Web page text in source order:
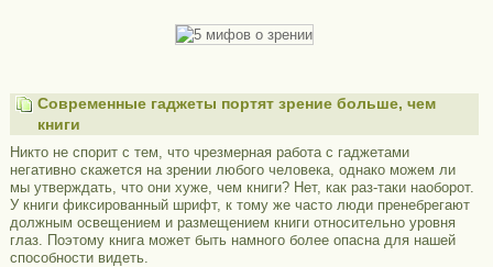
Современные гаджеты портят зрение больше, чем
книги
Никто не спорит с тем, что чрезмерная работа с гаджетами
негативно скажется на зрении любого человека, однако можем ли
мы утверждать, что они хуже, чем книги? Нет, как раз-таки наоборот.
У книги фиксированный шрифт, к тому же часто люди пренебрегают
должным освещением и размещением книги относительно уровня
глаз. Поэтому книга может быть намного более опасна для нашей
способности видеть.